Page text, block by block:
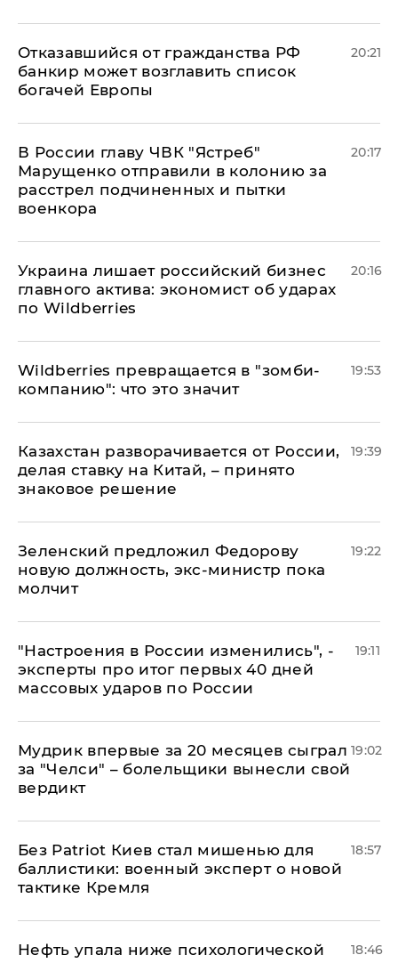
Отказавшийся от гражданства РФ
банкир может возглавить список
богачей Европы
20:21
В России главу ЧВК "Ястреб"
Марущенко отправили в колонию за
расстрел подчиненных и пытки
военкора
20:17
​Украина лишает российский бизнес
главного актива: экономист об ударах
по Wildberries
20:16
Wildberries превращается в "зомби-
компанию": что это значит
19:53
Казахстан разворачивается от России,
делая ставку на Китай, – принято
знаковое решение
19:39
Зеленский предложил Федорову
новую должность, экс-министр пока
молчит
19:22
"Настроения в России изменились", -
эксперты про итог первых 40 дней
массовых ударов по России
19:11
Мудрик впервые за 20 месяцев сыграл
за "Челси" – болельщики вынесли свой
вердикт
19:02
​Без Patriot Киев стал мишенью для
баллистики: военный эксперт о новой
тактике Кремля
18:57
Нефть упала ниже психологической
18:46